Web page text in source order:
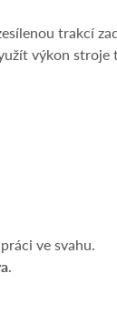
trakcí
výkon stroje
ve svahu.
.